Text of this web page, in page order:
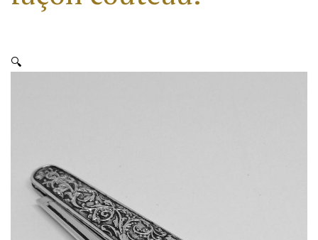
🔍